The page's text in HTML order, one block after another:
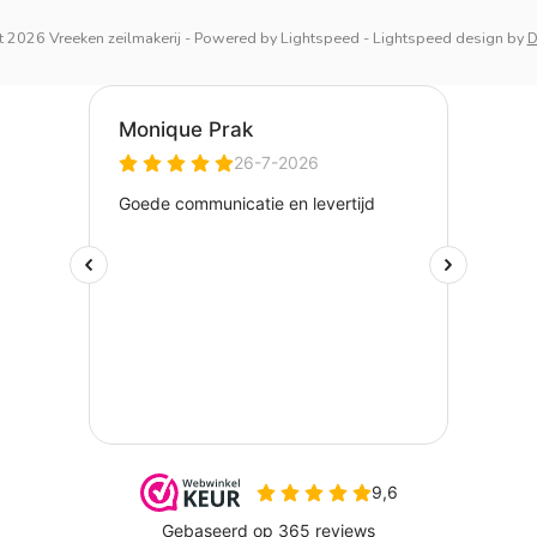
Vreeken zeilmakerij - Powered by Lightspeed - Lightspeed design by